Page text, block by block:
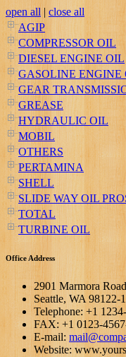
open all | close all
AGIP
COMPRESSOR OIL
DIESEL ENGINE OIL
GASOLINE ENGINE
GEAR
GREASE
HYDRAULIC OIL
MOBIL
OTHERS
PERTAMINA
SHELL
SLIDE WAY OIL
TOTAL
TURBINE OIL
Office Address
2901 Marmora
Seattle, WA 98122-
Telephone: +1
FAX: +1 0123-
E-mail:
Website: